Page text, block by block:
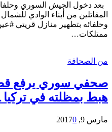
بعد دخول الجيش السوري
المقاتلين من أبناء الوادي
وحلفائه بتطهير منازل قريتي
ممتلكات…
من الصحافة
صحفي سوري يرفع
هبط بمظلته في تركيا
مارس 9, 2017 0